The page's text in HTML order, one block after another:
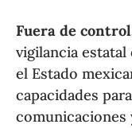
Fuera de
vigilancia estatal
el Estado
capacidades
comunicaciones